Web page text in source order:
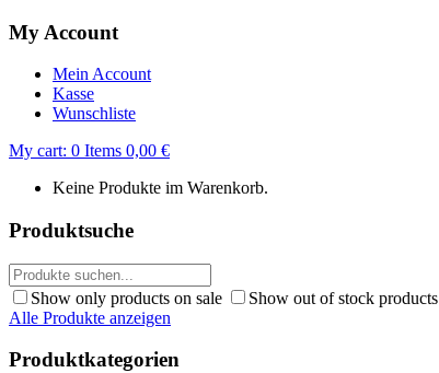
My Account
Mein Account
Kasse
Wunschliste
My cart: 0 Items 0,00 €
Keine Produkte im Warenkorb.
Produktsuche
Show only products on sale
Show out of stock products
Alle Produkte anzeigen
Produktkategorien